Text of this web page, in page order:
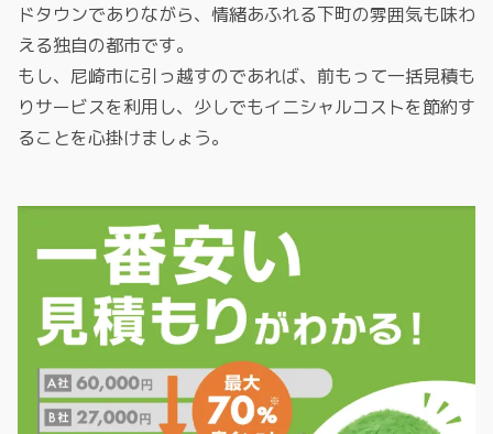
ドタウンでありながら、情緒あふれる下町の雰囲気も味わ
える独自の都市です。
もし、尼崎市に引っ越すのであれば、前もって一括見積も
りサービスを利用し、少しでもイニシャルコストを節約す
ることを心掛けましょう。